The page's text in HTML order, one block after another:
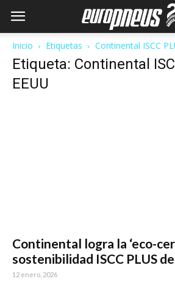
Inicio Etiquetas Continental ISCC
Etiqueta: Continental
EEUU
Continental logra la ‘eco-
sostenibilidad ISCC PLUS
12 enero, 2026